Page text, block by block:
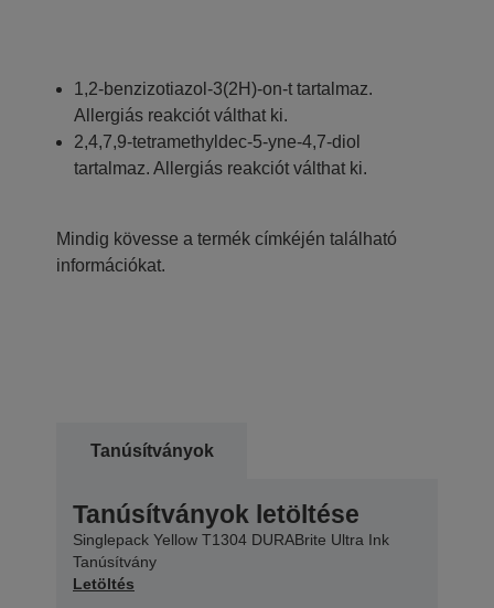
1,2-benzizotiazol-3(2H)-on-t tartalmaz.
Allergiás reakciót válthat ki.
2,4,7,9-tetramethyldec-5-yne-4,7-diol
tartalmaz. Allergiás reakciót válthat ki.
Mindig kövesse a termék címkéjén található
információkat.
Tanúsítványok
Tanúsítványok letöltése
Singlepack Yellow T1304 DURABrite Ultra Ink
Tanúsítvány
Letöltés